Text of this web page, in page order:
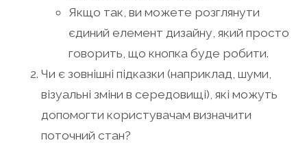
Якщо так, ви можете розглянути
єдиний елемент дизайну, який просто
говорить, що кнопка буде робити.
Чи є зовнішні підказки (наприклад, шуми,
візуальні зміни в середовищі), які можуть
допомогти користувачам визначити
поточний стан?